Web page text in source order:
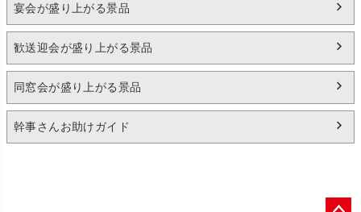
宴会が盛り上がる景品
歓送迎会が盛り上がる景品
同窓会が盛り上がる景品
幹事さんお助けガイド